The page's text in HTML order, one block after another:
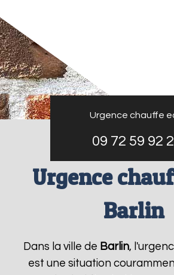
Urgence chauffe
09 72 59 92
Urgence
Barlin
Dans la ville de Barlin,
est une situation